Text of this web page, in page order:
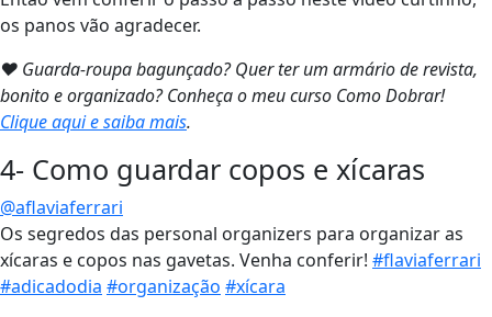
os panos vão agradecer.
❤ Guarda-roupa bagunçado? Quer ter um armário de revista,
bonito e organizado? Conheça o meu curso Como Dobrar!
Clique aqui e saiba mais.
4- Como guardar copos e xícaras
@aflaviaferrari
Os segredos das personal organizers para organizar as
xícaras e copos nas gavetas. Venha conferir! #flaviaferrari
#adicadodia #organização #xícara